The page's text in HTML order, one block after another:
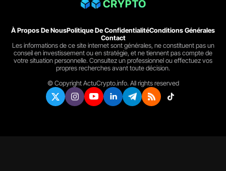
À Propos De NousPolitique De ConfidentialitéConditions Générales
Contact
Les informations de ce site internet sont générales, ne constituent pas un
conseil en investissement ou en stratégie, et ne tiennent pas compte de
votre situation personnelle. Consultez un professionnel ou effectuez vos
propres recherches avant toute décision.
© Copyright ActuCrypto.info. All rights reserved